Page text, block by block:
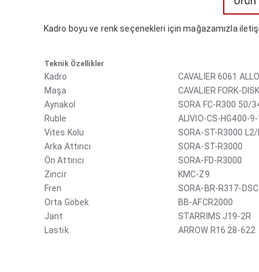
Kadro boyu ve renk seçenekleri için mağazamızla
Teknik Özellikler
Kadro
CAVALIER 6061
Maşa
CAVALIER FORK-DISK
Aynakol
SORA FC-R300 50/
Ruble
ALIVIO-CS-HG400-
Vites Kolu
SORA-ST-R3000 L2/
Arka Attırıcı
SORA-ST-R3000
Ön Attırıcı
SORA-FD-R3000
Zincir
KMC-Z9
Fren
SORA-BR-R317-DSC
Orta Göbek
BB-AFCR2000
Jant
STARRIMS J19-2R
Lastik
ARROW R16 28-622